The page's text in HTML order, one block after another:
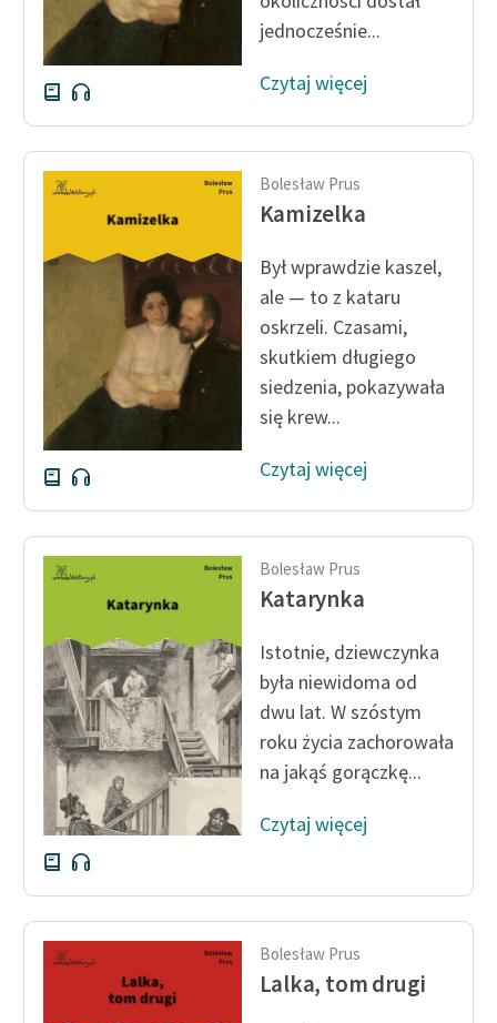
jednocześnie...
Czytaj więcej
Bolesław Prus
Kamizelka
Był wprawdzie kaszel,
ale — to z kataru
oskrzeli. Czasami,
skutkiem długiego
siedzenia, pokazywała
się krew...
Czytaj więcej
Bolesław Prus
Katarynka
Istotnie, dziewczynka
była niewidoma od
dwu lat. W szóstym
roku życia zachorowała
na jakąś gorączkę...
Czytaj więcej
Bolesław Prus
Lalka, tom drugi